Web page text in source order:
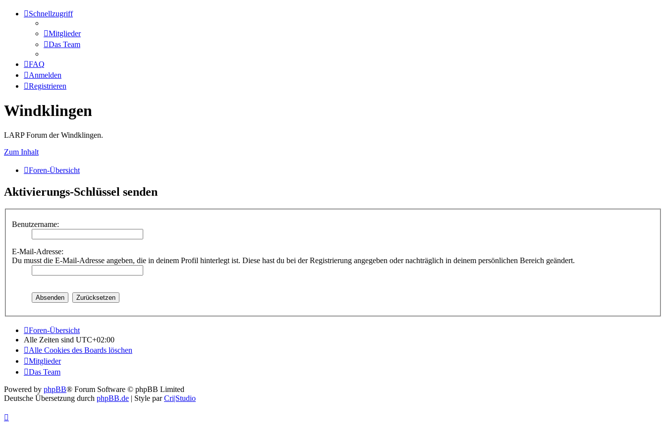
Schnellzugriff
Mitglieder
Das Team
FAQ
Anmelden
Registrieren
Windklingen
LARP Forum der Windklingen.
Zum Inhalt
Foren-Übersicht
Aktivierungs-Schlüssel senden
Benutzername:
E-Mail-Adresse:
Du musst die E-Mail-Adresse angeben, die in deinem Profil hinterlegt ist. Diese hast du bei der Registrierung angegeben oder nachträglich in deinem persönlichen Bereich geändert.
Foren-Übersicht
Alle Zeiten sind UTC+02:00
Alle Cookies des Boards löschen
Mitglieder
Das Team
Powered by phpBB® Forum Software © phpBB Limited
Deutsche Übersetzung durch phpBB.de | Style parCri|Studio